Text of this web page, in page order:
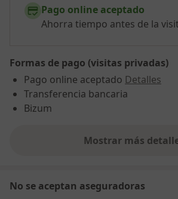
Pago online aceptado
Ahorra tiempo antes de la
Formas de pago (visitas privadas)
Pago online aceptado Detalles
Transferencia bancaria
Bizum
Mostrar mássobre la
No se aceptan aseguradoras